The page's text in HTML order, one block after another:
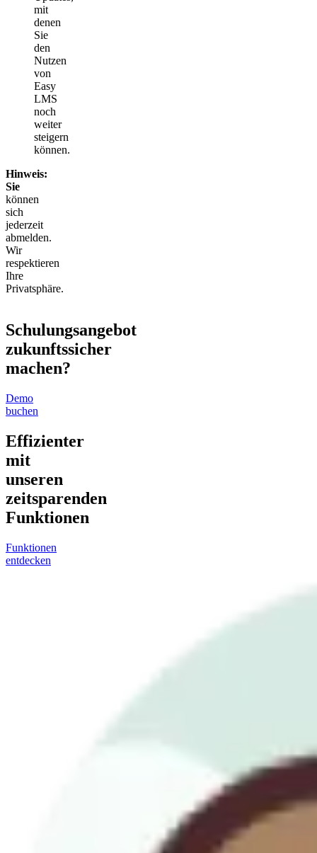
mit
denen
Sie
den
Nutzen
von
Easy
LMS
noch
weiter
steigern
können.
Hinweis:
Sie
können
sich
jederzeit
abmelden.
Wir
respektieren
Ihre
Privatsphäre.
Schulungsangebot
zukunftssicher
machen?
Demo
buchen
Effizienter
mit
unseren
zeitsparenden
Funktionen
Funktionen
entdecken